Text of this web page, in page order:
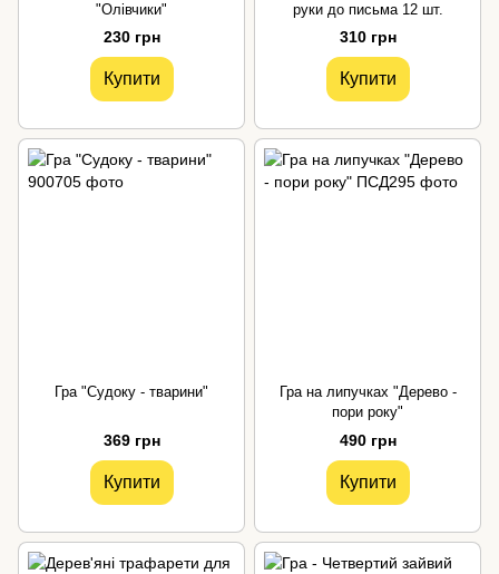
"Олівчики"
230 грн
Купити
руки до письма 12 шт.
310 грн
Купити
Гра "Судоку - тварини"
369 грн
Купити
Гра на липучках "Дерево -
пори року"
490 грн
Купити